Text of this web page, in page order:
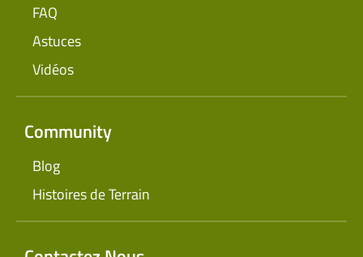
FAQ
Astuces
Vidéos
Community
Blog
Histoires de Terrain